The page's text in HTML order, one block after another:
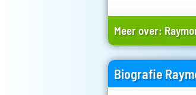
Meer over:
Biografie